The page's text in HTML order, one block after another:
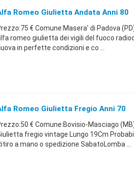
Romeo Giulietta Andata Anni 80
€ Comune:Masera' di Padova
romeo giulietta dei vigili del fuoco
in perfette condizioni e co ...
Romeo Giulietta Fregio Anni 70
€ Comune:Bovisio-Masciago
fregio vintage Lungo 19Cm
a mano o spedizione SabatoLomba ...